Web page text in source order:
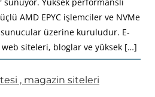
AMD EPYC işlemciler ve NVMe
sunucular üzerine kuruludur. E-
siteleri, bloglar ve yüksek […]
, magazin siteleri